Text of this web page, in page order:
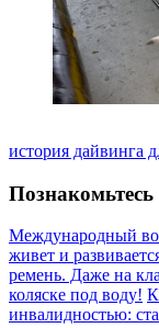
история дайвинга
Международный
живет и
ремень. Даже на
коляске под воду!
инвалидностью: